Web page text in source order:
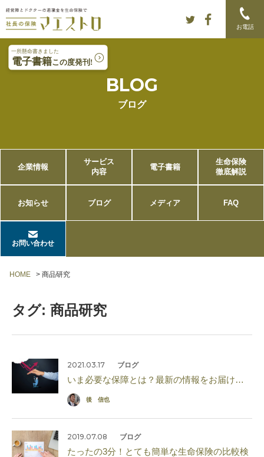
Main menu
Skip to content
お電話
BLOG
ブログ
企業情報
サービス
内容
電子書籍
生命保険
徹底解説
お知らせ ブログ メディア FAQ
お問い合わせ
HOME > 商品研究
タグ: 商品研究
2021.03.17 ブログ
いま必要な保障とは？最新の情報をお届け…
後 信也
2019.07.08 ブログ
たったの3分！とても簡単な生命保険の比較検